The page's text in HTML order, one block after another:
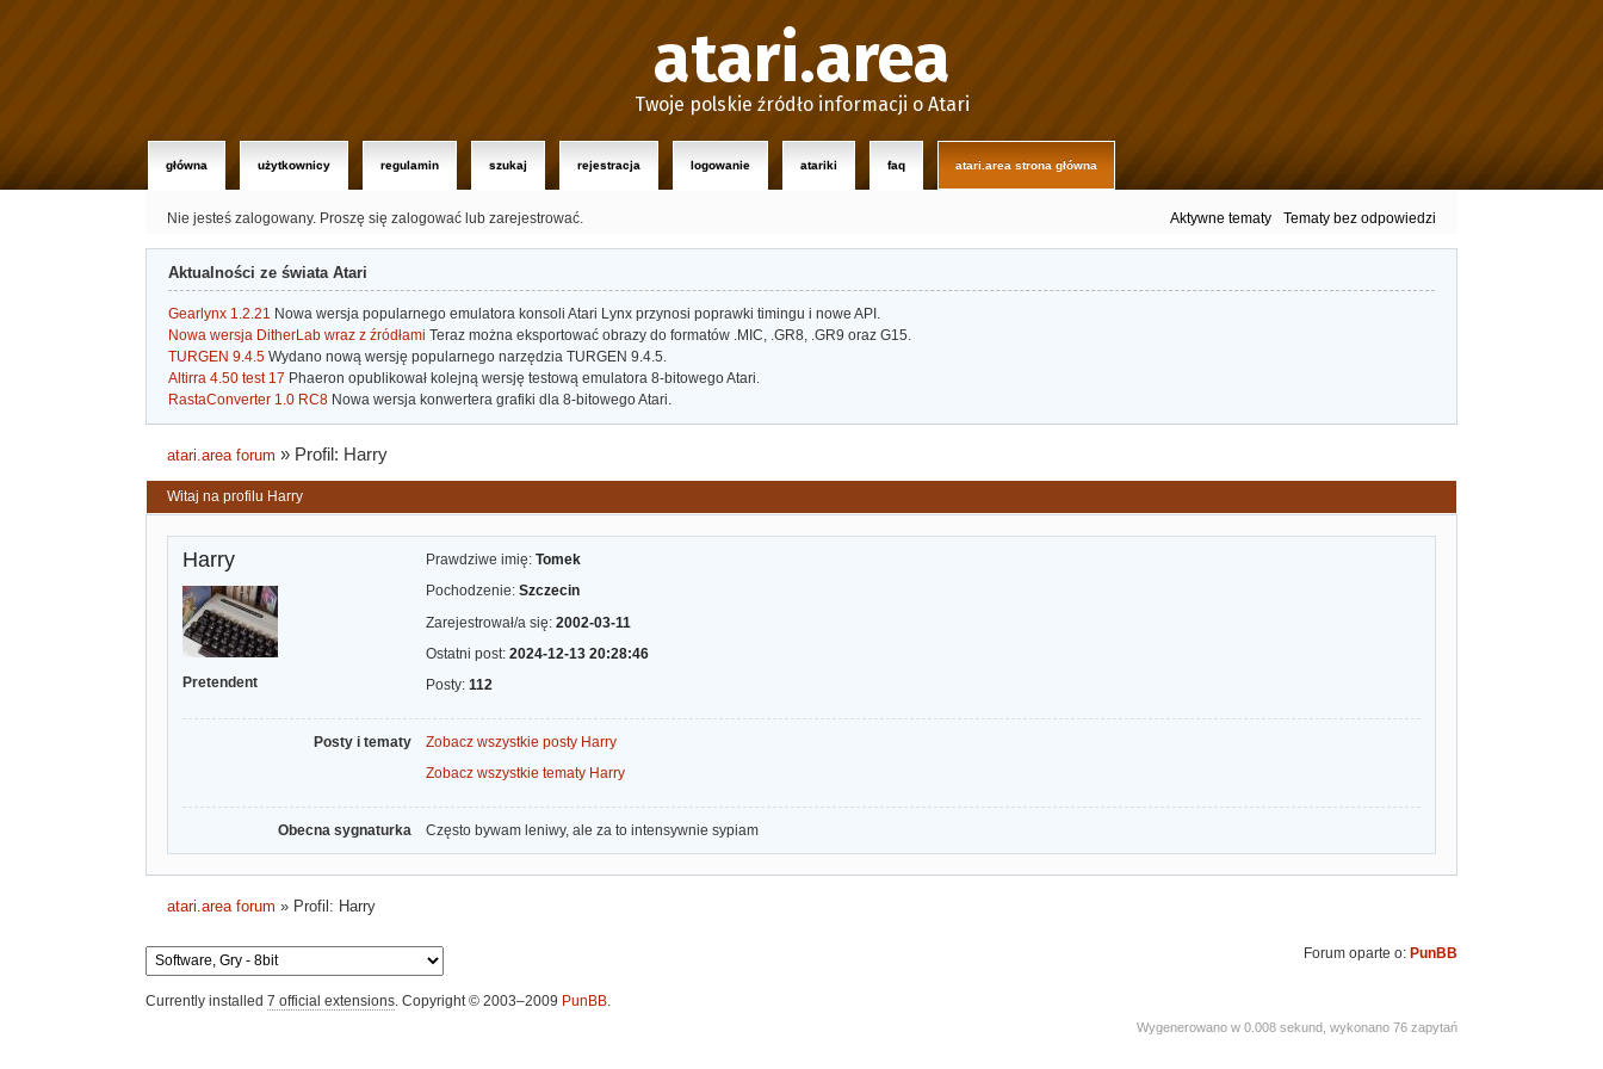
atari.area
Twoje polskie źródło informacji o Atari
główna użytkownicy regulamin szukaj rejestracja logowanie atariki faq atari.area strona główna
Nie jesteś zalogowany. Proszę się zalogować lub zarejestrować. Aktywne tematy Tematy bez odpowiedzi
Aktualności ze świata Atari
Gearlynx 1.2.21 Nowa wersja popularnego emulatora konsoli Atari Lynx przynosi poprawki timingu i nowe API.
Nowa wersja DitherLab wraz z źródłami Teraz można eksportować obrazy do formatów .MIC, .GR8, .GR9 oraz G15.
TURGEN 9.4.5 Wydano nową wersję popularnego narzędzia TURGEN 9.4.5.
Altirra 4.50 test 17 Phaeron opublikował kolejną wersję testową emulatora 8-bitowego Atari.
RastaConverter 1.0 RC8 Nowa wersja konwertera grafiki dla 8-bitowego Atari.
atari.area forum » Profil: Harry
Witaj na profilu Harry
Harry
Pretendent
Prawdziwe imię: Tomek
Pochodzenie: Szczecin
Zarejestrował/a się: 2002-03-11
Ostatni post: 2024-12-13 20:28:46
Posty: 112
Posty i tematy
Zobacz wszystkie posty Harry
Zobacz wszystkie tematy Harry
Obecna sygnaturka Często bywam leniwy, ale za to intensywnie sypiam
atari.area forum » Profil: Harry
Forum oparte o: PunBB
Currently installed 7 official extensions . Copyright © 2003–2009 PunBB
Wygenerowano w 0.008 sekund, wykonano 76 zapytań